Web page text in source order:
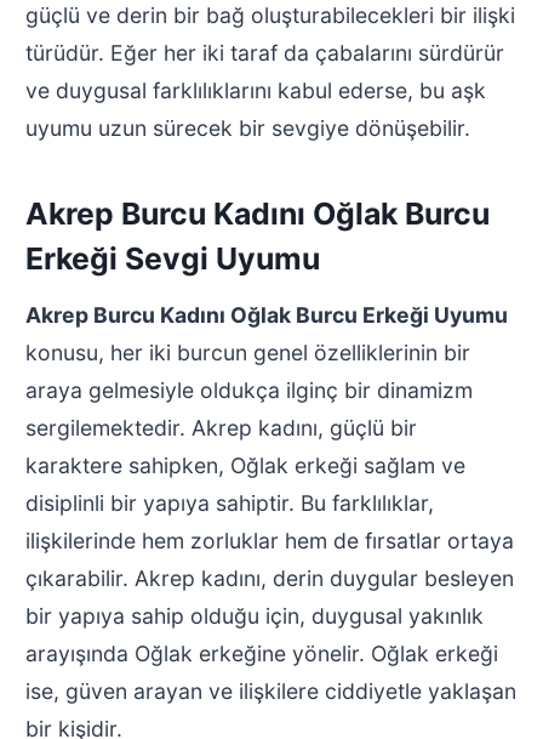
güçlü ve derin bir bağ oluşturabilecekleri bir ilişki
türüdür. Eğer her iki taraf da çabalarını sürdürür
ve duygusal farklılıklarını kabul ederse, bu aşk
uyumu uzun sürecek bir sevgiye dönüşebilir.
Akrep Burcu Kadını Oğlak Burcu
Erkeği Sevgi Uyumu
Akrep Burcu Kadını Oğlak Burcu Erkeği Uyumu
konusu, her iki burcun genel özelliklerinin bir
araya gelmesiyle oldukça ilginç bir dinamizm
sergilemektedir. Akrep kadını, güçlü bir
karaktere sahipken, Oğlak erkeği sağlam ve
disiplinli bir yapıya sahiptir. Bu farklılıklar,
ilişkilerinde hem zorluklar hem de fırsatlar ortaya
çıkarabilir. Akrep kadını, derin duygular besleyen
bir yapıya sahip olduğu için, duygusal yakınlık
arayışında Oğlak erkeğine yönelir. Oğlak erkeği
ise, güven arayan ve ilişkilere ciddiyetle yaklaşan
bir kişidir.